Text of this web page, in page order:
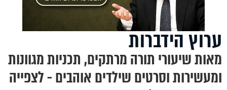
ערוץ הידברות
מאות שיעורי תורה מרתקים, תכניות מגוונות
ומעשירות וסרטים שילדים אוהבים - לצפייה